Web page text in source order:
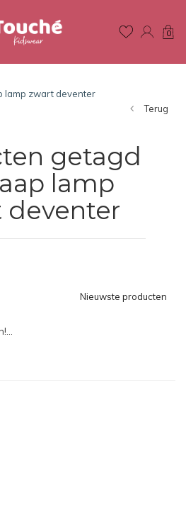
0
lamp zwart deventer
Terug
getagd
lamp
deventer
Nieuwste producten